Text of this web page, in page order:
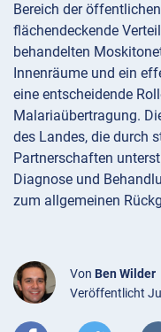
Bereich der
flächendeckende
behandelten
Innenräume und ein
eine entscheidende
Malariaübertragung.
des Landes, die durch
Partnerschaften
Diagnose und
zum allgemeinen
Von Ben Wilder
Veröffentlicht